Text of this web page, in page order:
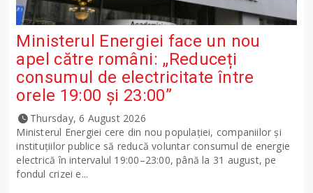
Ministerul Energiei face un nou
apel către români: „Reduceți
consumul de electricitate între
orele 19:00 și 23:00”
Thursday, 6 August 2026
Ministerul Energiei cere din nou populației, companiilor și
instituțiilor publice să reducă voluntar consumul de energie
electrică în intervalul 19:00–23:00, până la 31 august, pe
fondul crizei e...